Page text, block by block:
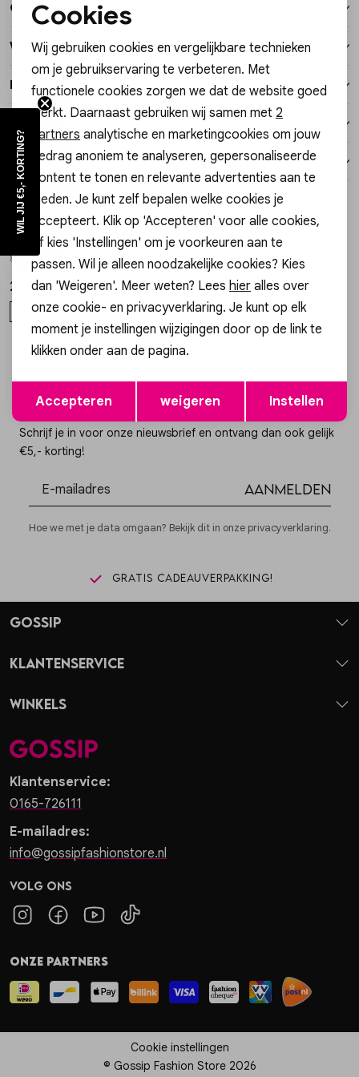
Vesten
Lingerie
Over dit item
Winkelvoorraad
Kenmerken
Verzending / Ophalen in de winkel
Retourneren
Style dit met
OGB - Olcay Gulsen Beauty
8720589335882 MIRACLE CLEANSING BALM
26,00
ONE SIZE
1/2
8721161556503 MICELLAR WIPES
6,95
ONE SIZE
Altijd als eerste op de hoogte zijn?
Schrijf je in voor onze nieuwsbrief en ontvang dan ook gelijk
€5,- korting!
Aanmelden
Hoe we met je data omgaan? Bekijk dit in onze privacyverklaring.
Gratis cadeauverpakking!
Klantenservice:
0165-726111
E-mailadres:
info@gossipfashionstore.nl
Volg ons
Gossip
Klantenservice
Winkels
Onze partners
Cookie instellingen
© Gossip Fashion Store 2026
Noodzakelijke cookies
Personalisatie cookies
Analytische cookies
Marketing cookies
Opslaan
Cookies
Wij gebruiken cookies en vergelijkbare technieken
om je gebruikservaring te verbeteren. Met
functionele cookies zorgen we dat de website goed
werkt. Daarnaast gebruiken wij samen met 2
partners analytische en marketingcookies om jouw
gedrag anoniem te analyseren, gepersonaliseerde
content te tonen en relevante advertenties aan te
bieden. Je kunt zelf bepalen welke cookies je
accepteert. Klik op 'Accepteren' voor alle cookies,
of kies 'Instellingen' om je voorkeuren aan te
passen. Wil je alleen noodzakelijke cookies? Kies
dan 'Weigeren'. Meer weten? Lees hier alles over
onze cookie- en privacyverklaring. Je kunt op elk
moment je instellingen wijzigingen door op de link te
klikken onder aan de pagina.
Accepteren weigeren Instellen
WIL JIJ €5,- KORTING?